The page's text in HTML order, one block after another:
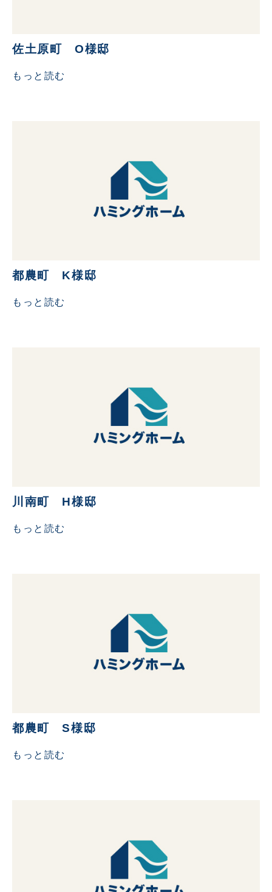
佐土原町 O様邸
もっと読む
都農町 K様邸
もっと読む
川南町 H様邸
もっと読む
都農町 S様邸
もっと読む